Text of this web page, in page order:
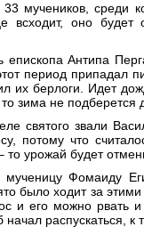
33 мучеников, среди
всходит, оно
епископа Антипа
период припадал
берлоги. Идет
зима не подберется
святого звали
потому что
урожай будет
мученицу Фомаиду
было ходит за
и его можно рвать и
распускаться, к